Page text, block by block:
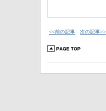
<<前の記事 次の記事>>